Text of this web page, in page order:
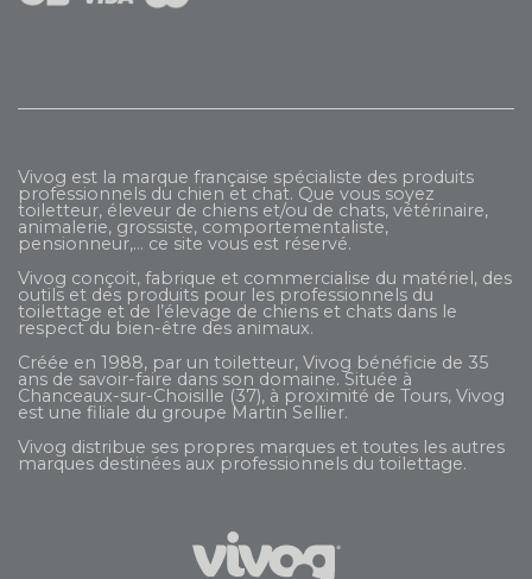
Vivog est la marque française spécialiste des produits
professionnels du chien et chat. Que vous soyez
toiletteur, éleveur de chiens et/ou de chats, vétérinaire,
animalerie, grossiste, comportementaliste,
pensionneur,... ce site vous est réservé.
Vivog conçoit, fabrique et commercialise du matériel, des
outils et des produits pour les professionnels du
toilettage et de l’élevage de chiens et chats dans le
respect du bien-être des animaux.
Créée en 1988, par un toiletteur, Vivog bénéficie de 35
ans de savoir-faire dans son domaine. Située à
Chanceaux-sur-Choisille (37), à proximité de Tours, Vivog
est une filiale du groupe Martin Sellier.
Vivog distribue ses propres marques et toutes les autres
marques destinées aux professionnels du toilettage.